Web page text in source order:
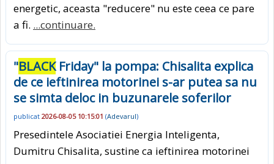
energetic, aceasta "reducere" nu este ceea ce pare
a fi. ...continuare.
"BLACKFriday" la pompa: Chisalita explica
de ce ieftinirea motorinei s-ar putea sa nu
se simta deloc in buzunarele soferilor
publicat 2026-08-05 10:15:01 (Adevarul)
Presedintele Asociatiei Energia Inteligenta,
Dumitru Chisalita, sustine ca ieftinirea motorinei